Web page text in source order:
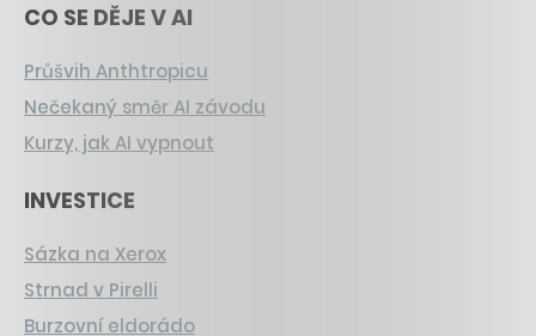
CO SE DĚJE V AI
Průšvih Anthtropicu
Nečekaný směr AI závodu
Kurzy, jak AI vypnout
INVESTICE
Sázka na Xerox
Strnad v Pirelli
Burzovní eldorádo